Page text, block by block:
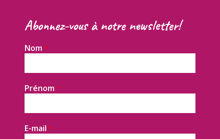
Abonnez-vous à notre newsletter!
Nom *
Prénom *
E-mail *